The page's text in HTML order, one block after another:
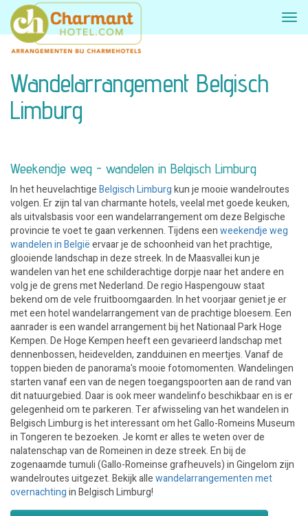
Wandelarrangement Belgisch
Limburg
Weekendje weg - wandelen in Belgisch Limburg
In het heuvelachtigeBelgisch Limburgkun je mooie wandelroutes
volgen. Er zijn tal van charmante hotels, veelal met goede keuken,
als uitvalsbasis voor een wandelarrangement om deze Belgische
provincie te voet te gaan verkennen. Tijdens eenweekendje weg
wandelen in Belgiëervaar je de schoonheid van het prachtige,
glooiende landschap in deze streek. In de Maasvallei kun je
wandelen van het ene schilderachtige dorpje naar het andere en
volg je de grens met Nederland. De regio Haspengouw staat
bekend om de vele fruitboomgaarden. In het voorjaar geniet je er
met een hotel wandelarrangement van de prachtige bloesem. Een
aanrader is een wandel arrangement bij het Nationaal Park Hoge
Kempen. De Hoge Kempen heeft een gevarieerd landschap met
dennenbossen, heidevelden, zandduinen en meertjes. Vanaf de
toppen bieden de panorama's mooie fotomomenten. Wandelingen
starten vanaf een van de negen toegangspoorten aan de rand van
dit natuurgebied. Daar is ook meer wandelinfo beschikbaar en is er
gelegenheid om te parkeren. Ter afwisseling van het wandelen in
Belgisch Limburg is het interessant om het Gallo-Romeins Museum
in Tongeren te bezoeken. Je komt er alles te weten over de
nalatenschap van de Romeinen in deze streek. En bij de
zogenaamde tumuli (Gallo-Romeinse grafheuvels) in Gingelom zijn
wandelroutes uitgezet. Bekijk allewandelarrangementen met
overnachtingin Belgisch Limburg!